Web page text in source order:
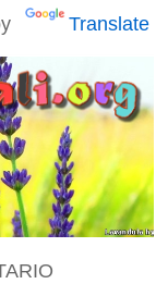
Translate